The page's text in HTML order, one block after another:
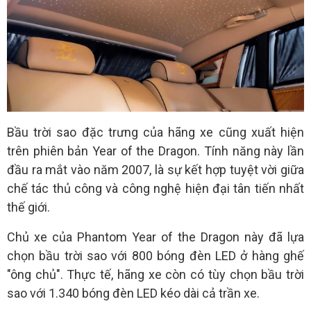
Bầu trời sao đặc trưng của hãng xe cũng xuất hiện
trên phiên bản Year of the Dragon. Tính năng này lần
đầu ra mắt vào năm 2007, là sự kết hợp tuyệt vời giữa
chế tác thủ công và công nghệ hiện đại tân tiến nhất
thế giới.
Chủ xe của Phantom Year of the Dragon này đã lựa
chọn bầu trời sao với 800 bóng đèn LED ở hàng ghế
"ông chủ". Thực tế, hãng xe còn có tùy chọn bầu trời
sao với 1.340 bóng đèn LED kéo dài cả trần xe.